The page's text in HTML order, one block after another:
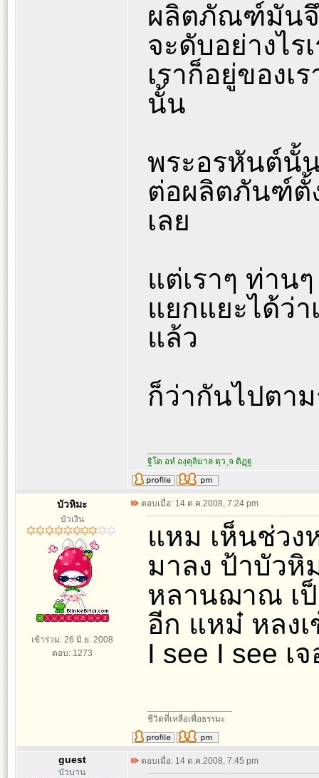
ผลิตภัณฑ์มันจึ
จะดับอย่างไร
เราก็อยู่ของเ
นั้น
พระอรหันต์นั้
ต่อผลิตภันฑ์ตั้
เลย
แต่เราๆ ท่าน
แยกแยะได้ว่
แล้ว
ก็ว่ากันไปตา
ฐิโต อหํ องฺคุลิมาล ตฺว ฺจ ติฏฺฐ
บัวหิมะ
บัวเงิน
เข้าร่วม: 26 มิ.ย. 2008
ตอบ: 1273
ตอบเมื่อ: 14 ต.ค.2008, 7:24 pm
แหม เห็นช่วง
มาลง ป้าบัวหิ
หลานฌาณ เ
อีก แหม๋ หลงเ
I see I see
ชีวิตที่เหลือเพื่อธรรมะ
guest
บัวบาน
ตอบเมื่อ: 14 ต.ค.2008, 7:45 pm